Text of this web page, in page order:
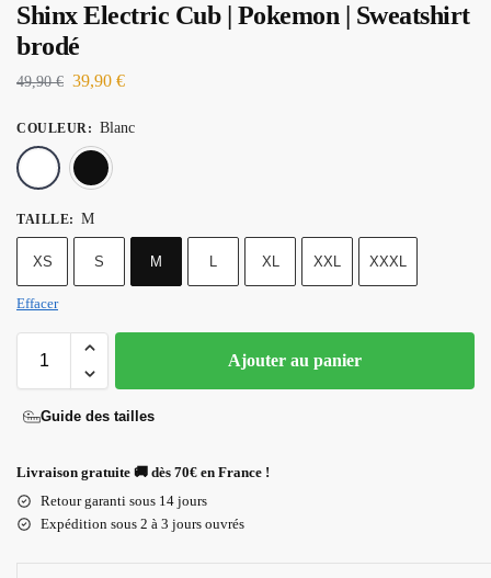
Shinx Electric Cub | Pokemon | Sweatshirt
brodé
49,90€ 39,90 €
COULEUR : Blanc
TAILLE: M
XS S M L XL XXL XXXL
Effacer
Ajouter au panier
Guide des tailles
Livraison gratuite 🚚 dès 70€ en France !
Retour garanti sous 14 jours
Expédition sous 2 à 3 jours ouvrés